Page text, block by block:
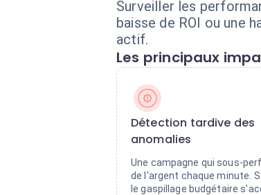
Surveiller les
baisse de ROI ou une
actif.
Les principaux
Détection tardive des
anomalies
Une campagne qui sous-
de l'argent chaque minute.
le gaspillage budgétaire